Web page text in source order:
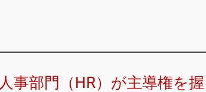
人事部門（HR）が主導権を